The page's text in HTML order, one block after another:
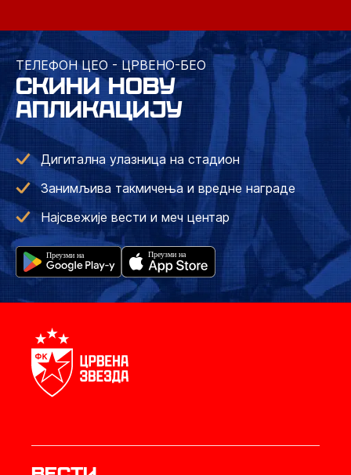
ТЕЛЕФОН ЦЕО - ЦРВЕНО-БЕО
СКИНИ НОВУ
АПЛИКАЦИЈУ
Дигитална улазница на стадион
Занимљива такмичења и вредне награде
Најсвежије вести и меч центар